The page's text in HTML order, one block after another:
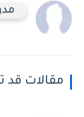
مقالات قد